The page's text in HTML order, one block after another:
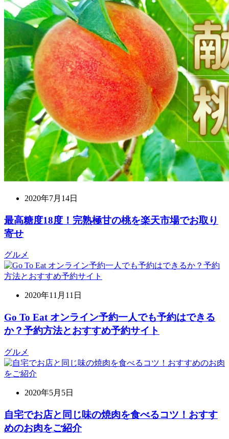
2020年7月14日
最高糖度18度！完熟極甘の桃を楽天市場でお取り
寄せ
グルメ
2020年11月11日
Go To Eat オンライン予約一人でも予約はできる
か？予約方法とおすすめ予約サイト
グルメ
2020年5月5日
自宅でお店と同じ味の焼肉を食べるコツ！おすす
めのお肉をご紹介